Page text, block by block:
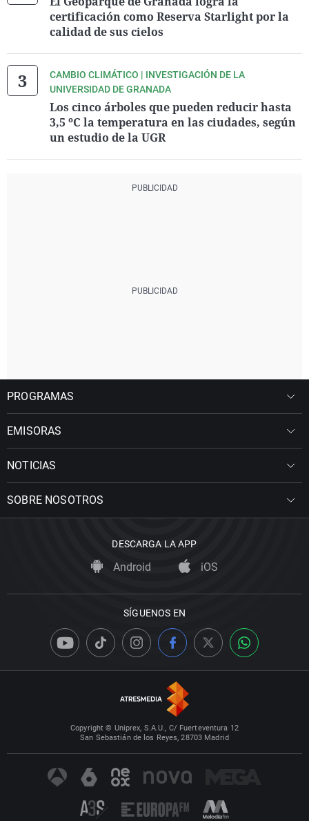
certificación como Reserva Starlight por la
calidad de sus cielos
CAMBIO CLIMÁTICO | INVESTIGACIÓN DE LA
UNIVERSIDAD DE GRANADA
Los cinco árboles que pueden reducir hasta
3,5 ºC la temperatura en las ciudades, según
un estudio de la UGR
PROGRAMAS
EMISORAS
NOTICIAS
SOBRE NOSOTROS
DESCARGA LA APP
Android iOS
SÍGUENOS EN
Copyright © Uniprex, S.A.U., C/ Fuerteventura 12
San Sebastián de los Reyes, 28703 Madrid